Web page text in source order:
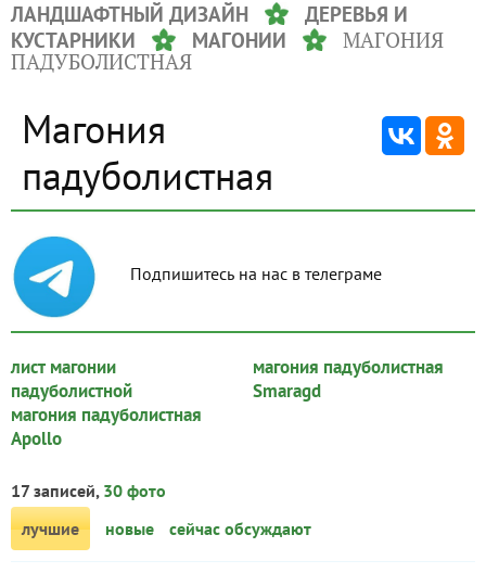
ЛАНДШАФТНЫЙ ДИЗАЙН
ДЕРЕВЬЯ И
КУСТАРНИКИ
МАГОНИИ
МАГОНИЯ
ПАДУБОЛИСТНАЯ
Магония
падуболистная
Подпишитесь на нас в телеграме
лист магонии
падуболистной
магония падуболистная
Apollo
магония падуболистная
Smaragd
17 записей, 30 фото
лучшие
новые сейчас обсуждают